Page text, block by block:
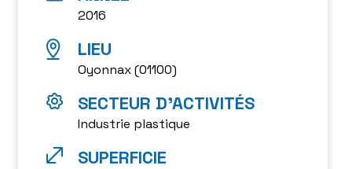
2016
Oyonnax (01100)
Industrie plastique